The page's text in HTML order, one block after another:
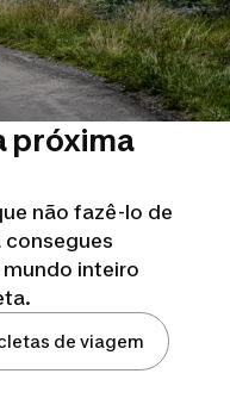
próxima
não fazê-lo de
inteiro
de viagem